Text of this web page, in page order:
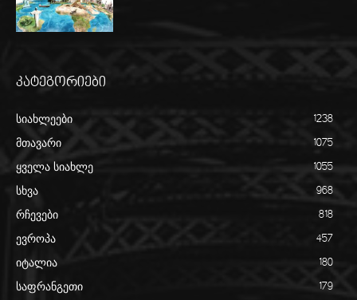
კატეგორიები
სიახლეები 1238
მთავარი 1075
ყველა სიახლე 1055
სხვა 968
რჩევები 818
ევროპა 457
იტალია 180
საფრანგეთი 179